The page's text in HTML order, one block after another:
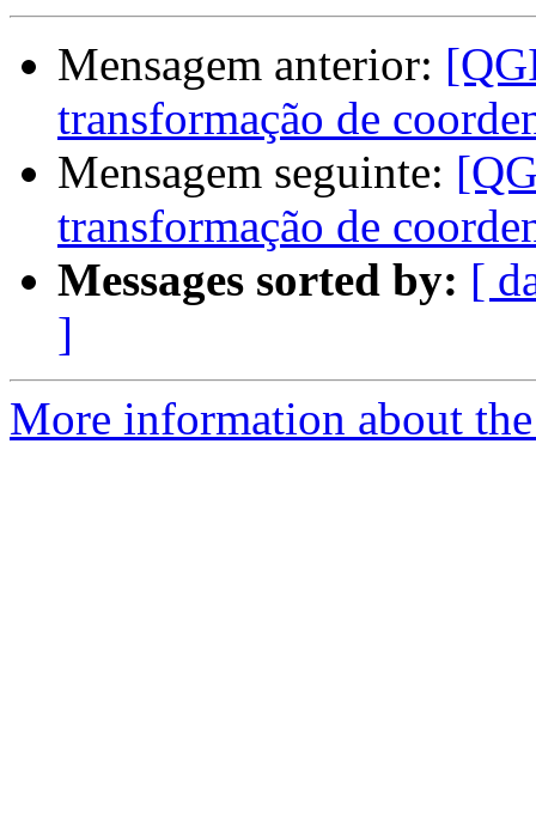
Mensagem anterior:
transformação de
Mensagem seguinte:
transformação de
Messages sorted by: [
]
More information about